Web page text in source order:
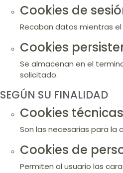
Cookies de
Recaban datos mientras
​Cookies
Se almacenan en el
solicitado.
​SEGÚN SU FINALIDAD
Cookies
Son las necesarias para la
Cookies de
Permiten al usuario las